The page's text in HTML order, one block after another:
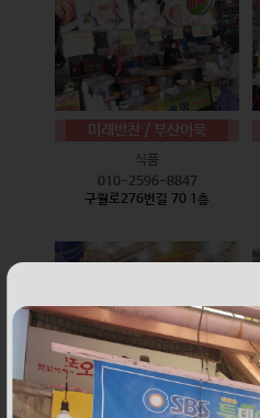
미래반찬 / 부산어묵
식품
010-2596-8847
구월로276번길 70 1층
웰빙즉석손두부